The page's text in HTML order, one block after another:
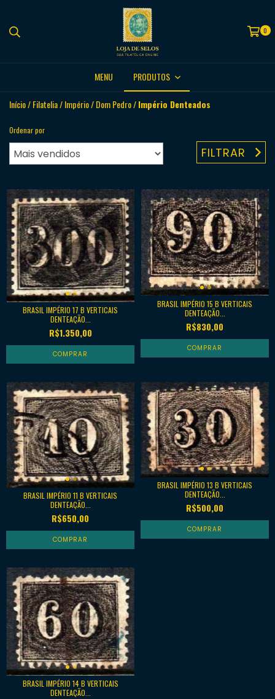
0
MENU PRODUTOS
Início/Filatelia/Império/Dom Pedro/Império Denteados
Ordenar por
FILTRAR
BRASIL IMPÉRIO 17 B VERTICAIS
DENTEAÇÃO...
R$1.350,00
BRASIL IMPÉRIO 15 B VERTICAIS
DENTEAÇÃO...
R$830,00
BRASIL IMPÉRIO 11 B VERTICAIS
DENTEAÇÃO...
R$650,00
BRASIL IMPÉRIO 13 B VERTICAIS
DENTEAÇÃO...
R$500,00
BRASIL IMPÉRIO 14 B VERTICAIS
DENTEAÇÃO...